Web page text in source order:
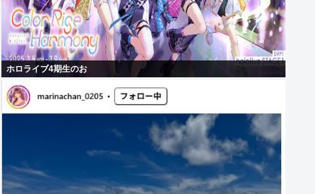
ホロライブ4期生のお